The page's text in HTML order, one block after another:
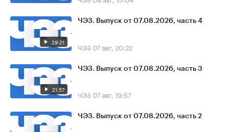
29:21
ЧЭЗ. Выпуск от 07.08.2026, часть 4
ЧЭЗ 07 авг, 20:22
21:57
ЧЭЗ. Выпуск от 07.08.2026, часть 3
ЧЭЗ 07 авг, 19:57
ЧЭЗ. Выпуск от 07.08.2026, часть 2